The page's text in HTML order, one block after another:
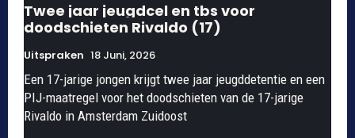
Twee jaar jeugdcel en tbs voor
doodschieten Rivaldo (17)
Uitspraken 18 Juni, 2026
Een 17-jarige jongen krijgt twee jaar jeugddetentie en een
PIJ-maatregel voor het doodschieten van de 17-jarige
Rivaldo in Amsterdam Zuidoost